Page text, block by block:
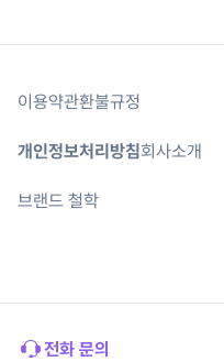
이용약관환불규정
개인정보처리방침회사소개
브랜드 철학
전화 문의